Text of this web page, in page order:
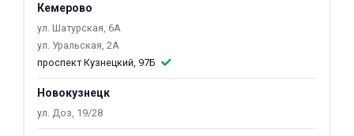
Кемерово
ул. Шатурская, 6А
ул. Уральская, 2А
проспект Кузнецкий, 97Б
Новокузнецк
ул. Доз, 19/28